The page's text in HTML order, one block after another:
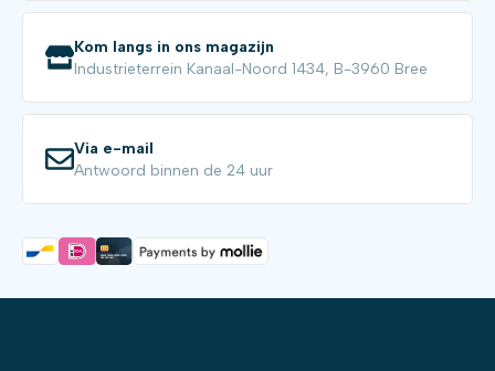
Kom langs in ons magazijn
Industrieterrein Kanaal-Noord 1434, B-3960 Bree
Via e-mail
Antwoord binnen de 24 uur